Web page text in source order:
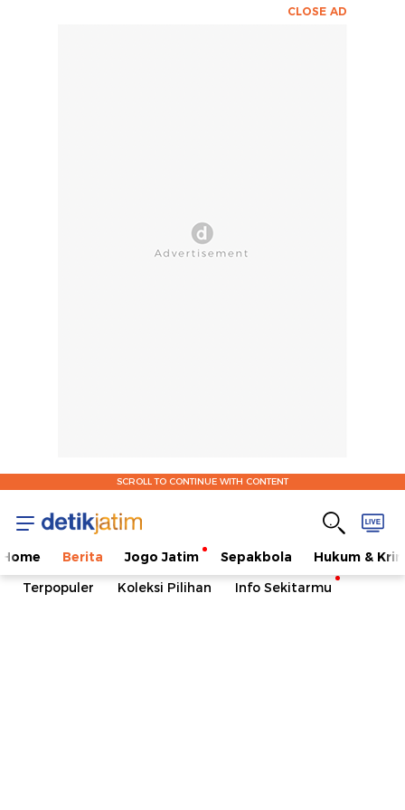
CLOSE AD
SCROLL TO CONTINUE WITH CONTENT
Home Berita Jogo Jatim Sepakbola
Hukum &
Terpopuler
Koleksi Pilihan Info Sekitarmu